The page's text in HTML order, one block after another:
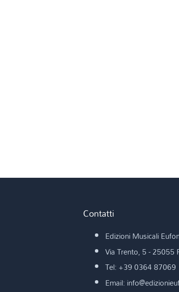
Contatti
Edizioni Musicali
Via Trento, 5 - 25055
Tel: +39 0364 87069
Email: